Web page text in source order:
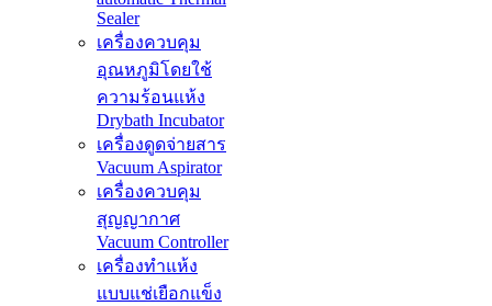
Sealer
เครื่องควบคุม
อุณหภูมิโดยใช้
ความร้อนแห้ง
Drybath Incubator
เครื่องดูดจ่ายสาร
Vacuum Aspirator
เครื่องควบคุม
สุญญากาศ
Vacuum Controller
เครื่องทำแห้ง
แบบแช่เยือกแข็ง